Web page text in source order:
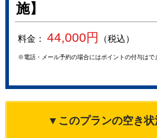
施】
料金： 44,000円 （税込）
※電話・メール予約の場合にはポイントの付与はで
▼このプランの空き状